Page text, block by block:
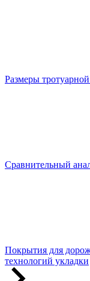
Размеры
Сравнительный
Покрытия для
технологий укладки